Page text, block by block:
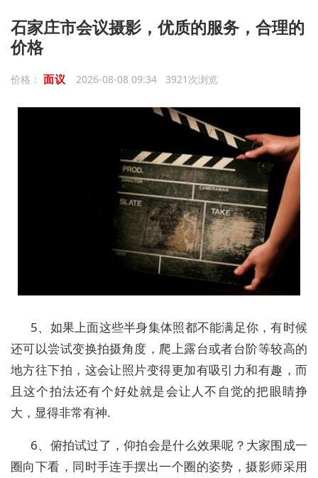
石家庄市会议摄影，优质的服务，合理的
价格
价格： 面议 2026-08-08 09:34 3921次浏览
5、如果上面这些半身集体照都不能满足你，有时候
还可以尝试变换拍摄角度，爬上露台或者台阶等较高的
地方往下拍，这会让照片变得更加有吸引力和有趣，而
且这个拍法还有个好处就是会让人不自觉的把眼睛挣
大，显得非常有神.
6、俯拍试过了，仰拍会是什么效果呢？大家围成一
圈向下看，同时手连手摆出一个圈的姿势，摄影师采用